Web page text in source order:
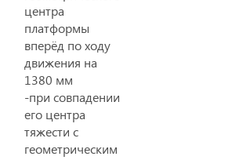
центра
платформы
вперёд по ходу
движения на
1380 мм
-при совпадении
его центра
тяжести с
геометрическим